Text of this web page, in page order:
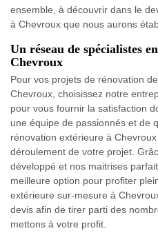
ensemble, à découvrir dans le
à Chevroux que nous aurons
Un réseau de spécialistes
Chevroux
Pour vos projets de rénovation
Chevroux, choisissez notre
pour vous fournir la satisfaction
une équipe de passionnés et de
rénovation extérieure à
déroulement de votre projet.
développé et nos maitrises
meilleure option pour profiter
extérieure sur-mesure à
devis afin de tirer parti des
mettons à votre profit.